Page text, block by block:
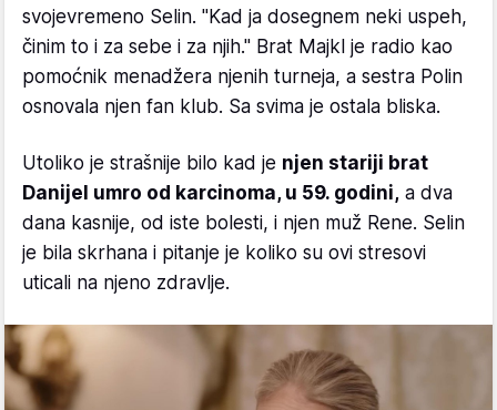
svojevremeno Selin. "Kad ja dosegnem neki uspeh,
činim to i za sebe i za njih." Brat Majkl je radio kao
pomoćnik menadžera njenih turneja, a sestra Polin
osnovala njen fan klub. Sa svima je ostala bliska.
Utoliko je strašnije bilo kad je njen stariji brat
Danijel umro od karcinoma, u 59. godini, a dva
dana kasnije, od iste bolesti, i njen muž Rene. Selin
je bila skrhana i pitanje je koliko su ovi stresovi
uticali na njeno zdravlje.